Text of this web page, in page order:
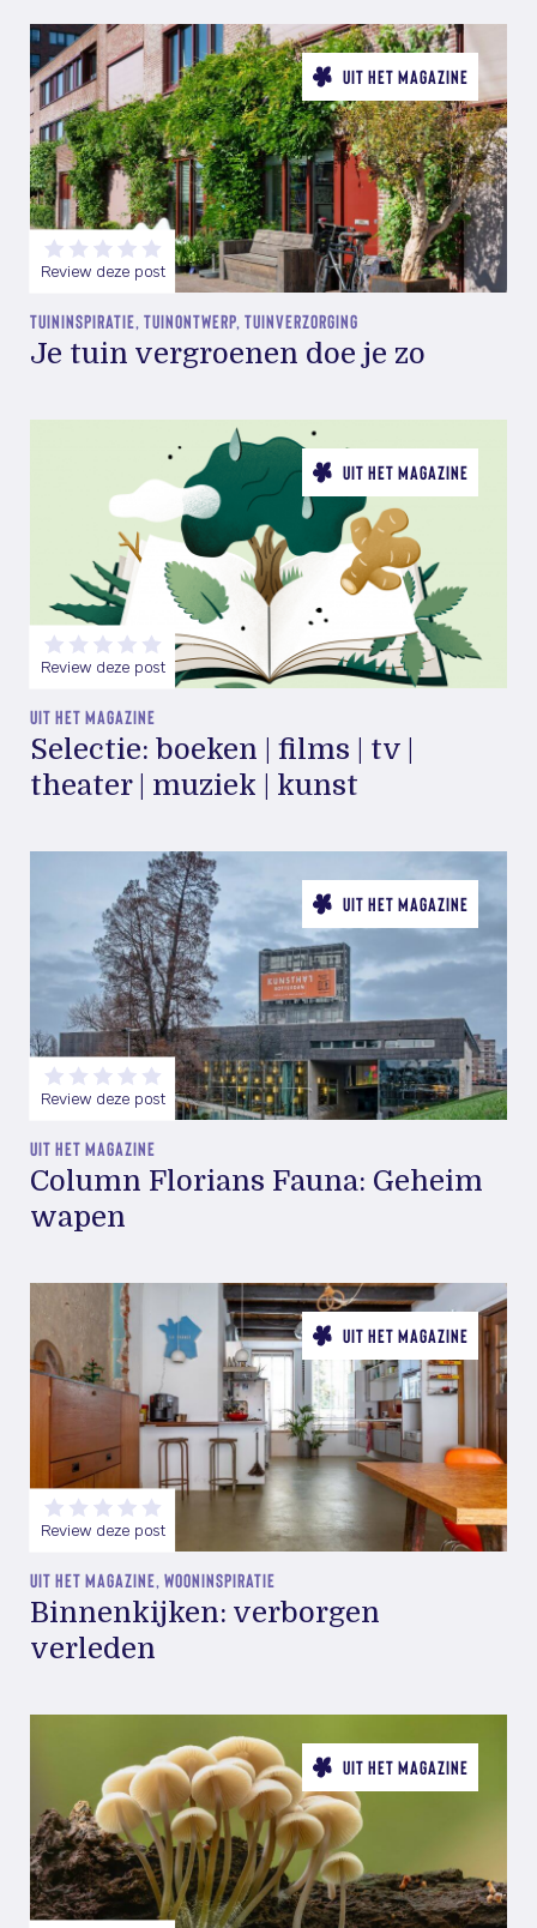
UIT HET MAGAZINE
Review deze post
TUININSPIRATIE, TUINONTWERP, TUINVERZORGING
Je tuin vergroenen doe je zo
UIT HET MAGAZINE
Review deze post
UIT HET MAGAZINE
Selectie: boeken | films | tv |
theater | muziek | kunst
UIT HET MAGAZINE
Review deze post
UIT HET MAGAZINE
Column Florians Fauna: Geheim
wapen
UIT HET MAGAZINE
Review deze post
UIT HET MAGAZINE, WOONINSPIRATIE
Binnenkijken: verborgen
verleden
UIT HET MAGAZINE